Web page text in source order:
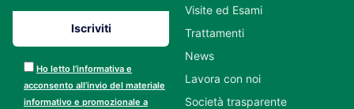
Ho letto l’informativa e
acconsento all’invio del materiale
informativo e promozionale a
Visite ed Esami
Trattamenti
News
Lavora con noi
Società trasparente